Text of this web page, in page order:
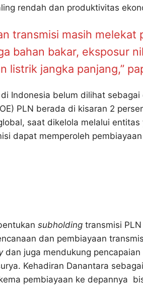
rendah dan produktivitas
transmisi masih
bahan bakar, eksposur
listrik jangka panjang,”
Indonesia belum dilihat
PLN berada di kisaran 2
saat dikelola melalui
dapat memperoleh
subholding transmisi
dan pembiayaan
dan juga mendukung
Kehadiran Danantara
pembiayaan ke depannya